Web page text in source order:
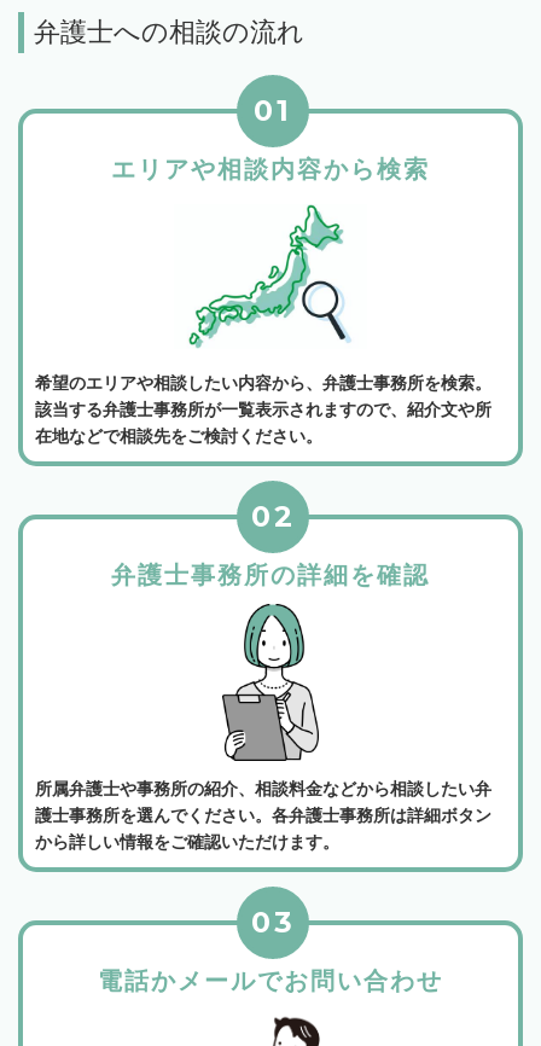
弁護士への相談の流れ
エリアや相談内容から検索
01
希望のエリアや相談したい内容から、弁護士事務所を検索。
該当する弁護士事務所が一覧表示されますので、紹介文や所
在地などで相談先をご検討ください。
弁護士事務所の詳細を確認
02
所属弁護士や事務所の紹介、相談料金などから相談したい弁
護士事務所を選んでください。各弁護士事務所は詳細ボタン
から詳しい情報をご確認いただけます。
電話かメールでお問い合わせ
03